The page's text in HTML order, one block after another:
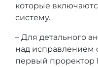
которые
систему.
– Для детального
над исправлением
первый проректор